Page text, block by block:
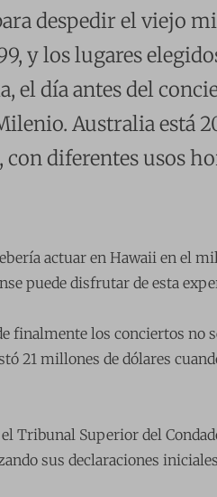
despedir el viejo
y los lugares
el día antes del
Australia está
con diferentes usos
actuar en Hawaii en el
puede disfrutar de esta
finalmente los conciertos no
21 millones de dólares
Tribunal Superior del
sus declaraciones